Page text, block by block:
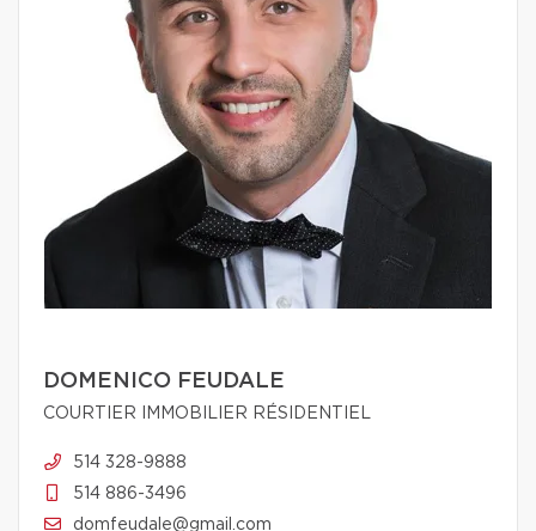
DOMENICO FEUDALE
COURTIER IMMOBILIER RÉSIDENTIEL
514 328-9888
514 886-3496
domfeudale@gmail.com